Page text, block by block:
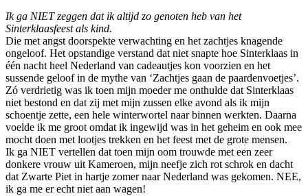
Ik ga NIET zeggen dat ik altijd zo genoten heb van het
Sinterklaasfeest als kind.
Die met angst doorspekte verwachting en het zachtjes knagende
ongeloof. Het opstandige verstand dat niet snapte hoe Sinterklaas in
één nacht heel Nederland van cadeautjes kon voorzien en het
sussende geloof in de mythe van ‘Zachtjes gaan de paardenvoetjes’.
Zó verdrietig was ik toen mijn moeder me onthulde dat Sinterklaas
niet bestond en dat zij met mijn zussen elke avond als ik mijn
schoentje zette, een hele winterwortel naar binnen werkten. Daarna
voelde ik me groot omdat ik ingewijd was in het geheim en ook mee
mocht doen met lootjes trekken en het feest met de grote mensen.
Ik ga NIET vertellen dat toen mijn oom trouwde met een zeer
donkere vrouw uit Kameroen, mijn neefje zich rot schrok en dacht
dat Zwarte Piet in hartje zomer naar Nederland was gekomen. NEE,
ik ga me er echt niet aan wagen!